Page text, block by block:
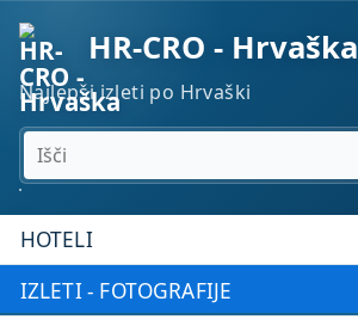
HR-CRO - Hrvaška
Najlepši izleti po Hrvaški
HOTELI
IZLETI - FOTOGRAFIJE